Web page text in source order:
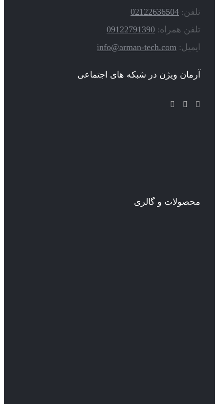
تلفن: 02122636504
تلفن همراه: 09122791390
ایمیل: info@arman-tech.com
آرمان ویژن در شبکه های اجتماعی
محصولات و گالری